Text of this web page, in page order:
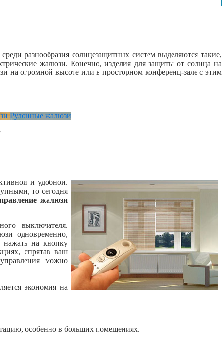
разнообразия солнцезащитных систем выделяются такие,
жалюзи. Конечно, изделия для защиты от солнца на
на огромной высоте или в просторном конференц-зале с этим
Рулонные жалюзи
и удобной.
то сегодня
жалюзи
выключателя.
одновременно,
нажать на кнопку
спрятав ваш
можно
экономия на
особенно в больших помещениях.